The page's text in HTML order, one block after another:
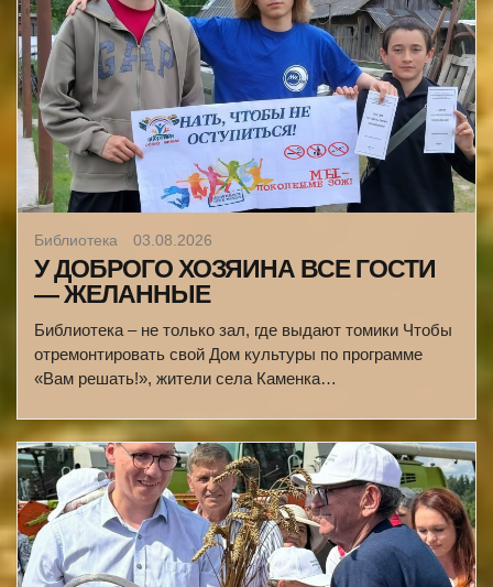
Библиотека 03.08.2026
У ДОБРОГО ХОЗЯИНА ВСЕ ГОСТИ
— ЖЕЛАННЫЕ
Библиотека – не только зал, где выдают томики Чтобы
отремонтировать свой Дом культуры по программе
«Вам решать!», жители села Каменка…